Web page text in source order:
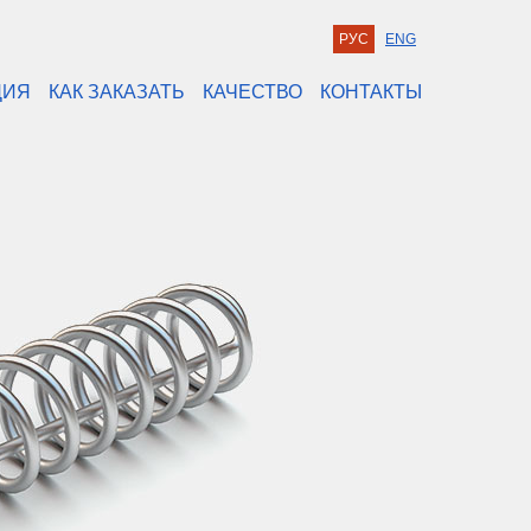
РУС ENG
КАК ЗАКАЗАТЬ КАЧЕСТВО КОНТАКТЫ